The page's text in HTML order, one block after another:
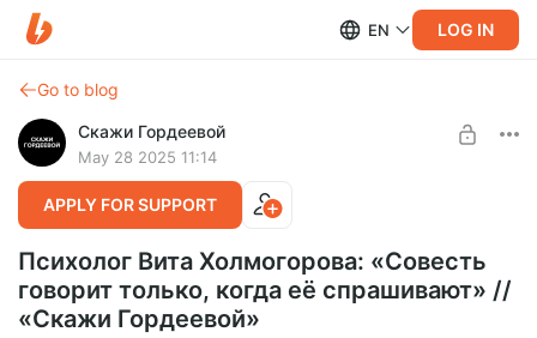
EN LOG IN
Go to blog
Скажи Гордеевой
May 28 2025 11:14
APPLY FOR SUPPORT
Психолог Вита Холмогорова: «Cовесть
говорит только, когда её спрашивают» //
«Cкажи Гордеевой»